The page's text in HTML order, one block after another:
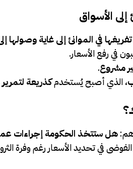
الأسواق
في الموانئ إلى غاية وصولها
في رفع الأسعار.
مشروع.
، الذي أصبح يُستخدمكذريعة
هل ستتخذ الحكومة إجراءات
في تحديد الأسعار رغم وفرة